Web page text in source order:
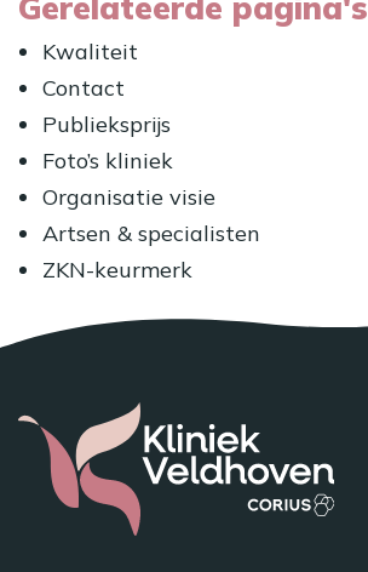
Kwaliteit
Contact
Publieksprijs
Foto’s kliniek
Organisatie visie
Artsen & specialisten
ZKN-keurmerk